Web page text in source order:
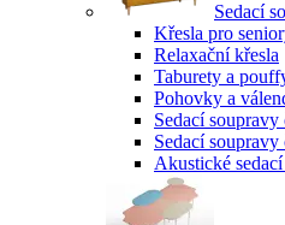
Sedací
Křesla pro
Relaxační křesla
Taburety a
Pohovky a
Sedací
Sedací
Akustické